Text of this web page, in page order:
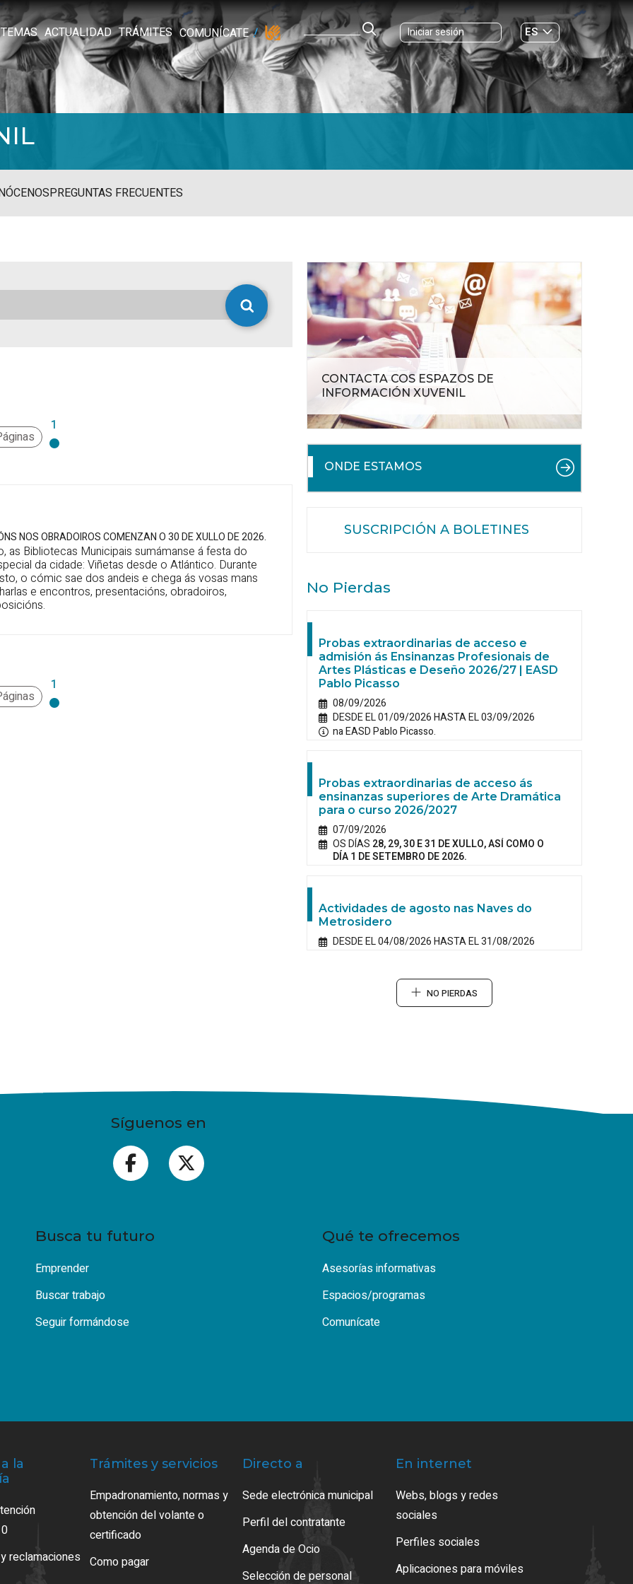
TEMAS ACTUALIDAD TRÁMITES COMUNÍCATE Iniciar sesión
ES
GL
PREGUNTAS FRECUENTES
1
NOS OBRADOIROS COMENZAN O 30 DE XULLO DE 2026.
as Bibliotecas Municipais sumámanse á festa do
da cidade: Viñetas desde o Atlántico. Durante
o cómic sae dos andeis e chega ás vosas mans
e encontros, presentacións, obradoiros,
1
CONTACTA COS ESPAZOS DE
INFORMACIÓN XUVENIL
ONDE ESTAMOS
SUSCRIPCIÓN A BOLETINES
No Pierdas
Probas extraordinarias de acceso e
admisión ás Ensinanzas Profesionais de
Artes Plásticas e Deseño 2026/27 | EASD
Pablo Picasso
08/09/2026
DESDE EL 01/09/2026 HASTA EL 03/09/2026
na EASD Pablo Picasso.
Probas extraordinarias de acceso ás
ensinanzas superiores de Arte Dramática
para o curso 2026/2027
07/09/2026
OS DÍAS 28, 29, 30 E 31 DE XULLO, ASÍ COMO O
DÍA 1 DE SETEMBRO DE 2026.
Actividades de agosto nas Naves do
Metrosidero
DESDE EL 04/08/2026 HASTA EL 31/08/2026
NO PIERDAS
Síguenos en
Busca tu futuro
Emprender
Buscar trabajo
Seguir formándose
Qué te ofrecemos
Asesorías informativas
Espacios/programas
Comunícate
la
reclamaciones
Trámites y servicios
Empadronamiento, normas y
obtención del volante o
certificado
Como pagar
Directo a
Sede electrónica municipal
Perfil del contratante
Agenda de Ocio
Selección de personal
En internet
Webs, blogs y redes
sociales
Perfiles sociales
Aplicaciones para móviles